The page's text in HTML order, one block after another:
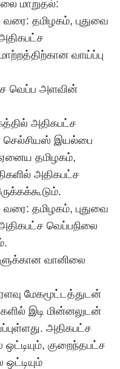
மாறுதல்:
தமிழகம், புதுவை
வாய்ப்பு
வெப்ப அளவின்
அதிகபட்ச
செல்சியஸ் இயல்பை
ஏனைய தமிழகம்,
அதிகபட்ச
தமிழகம், புதுவை
வெப்பநிலை
வானிலை
மேகமூட்டத்துடன்
இடி மின்னலுடன்
அதிகபட்ச
குறைந்தபட்ச